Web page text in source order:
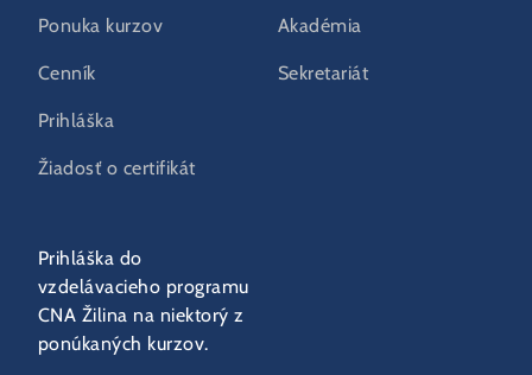
Ponuka kurzov
Cenník
Prihláška
Žiadosť o certifikát
Akadémia
Sekretariát
Prihláška do
vzdelávacieho programu
CNA Žilina na niektorý z
ponúkaných kurzov.